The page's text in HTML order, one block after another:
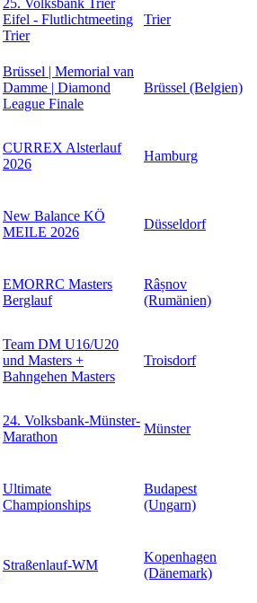
25. Volksbank Trier
Eifel - Flutlichtmeeting
Trier
Trier
Brüssel | Memorial van
Damme | Diamond
League Finale
Brüssel (Belgien)
CURREX Alsterlauf
2026
Hamburg
New Balance KÖ
MEILE 2026
Düsseldorf
EMORRC Masters
Berglauf
Râșnov
(Rumänien)
Team DM U16/U20
und Masters +
Bahngehen Masters
Troisdorf
24. Volksbank-Münster-
Marathon
Münster
Ultimate
Championships
Budapest
(Ungarn)
Straßenlauf-WM
Kopenhagen
(Dänemark)